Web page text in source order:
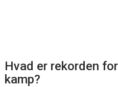
Hvad er rekorden
kamp?